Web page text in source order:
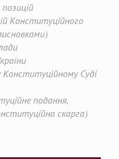
Конституційного
Суді
подання,
скарга)